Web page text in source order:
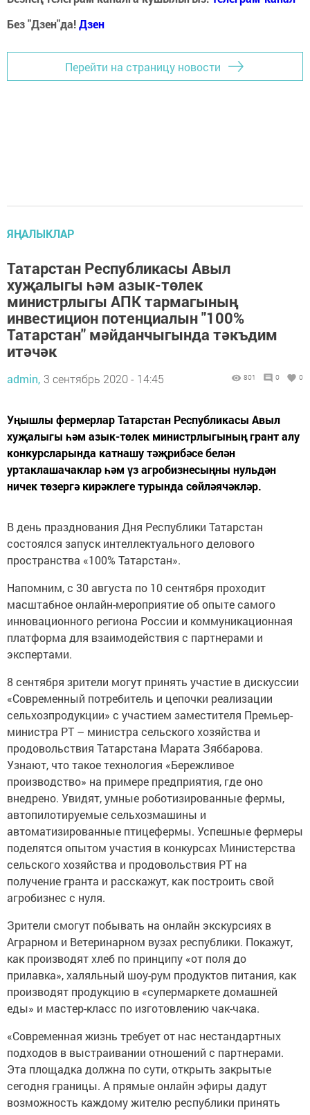
Без "Дзен"да!Дзен
Перейти на страницу новости
ЯҢАЛЫКЛАР
Татарстан Республикасы Авыл
хуҗалыгы һәм азык-төлек
министрлыгы АПК тармагының
инвестицион потенциалын "100%
Татарстан" мәйданчыгында тәкъдим
итәчәк
admin, 3 сентябрь 2020 - 14:45 801 0 0
Уңышлы фермерлар Татарстан Республикасы Авыл
хуҗалыгы һәм азык-төлек министрлыгының грант алу
конкурсларында катнашу тәҗрибәсе белән
уртаклашачаклар һәм үз агробизнесыңны нульдән
ничек төзергә кирәклеге турында сөйләячәкләр.
В день празднования Дня Республики Татарстан
состоялся запуск интеллектуального делового
пространства «100% Татарстан».
Напомним, с 30 августа по 10 сентября проходит
масштабное онлайн-мероприятие об опыте самого
инновационного региона России и коммуникационная
платформа для взаимодействия с партнерами и
экспертами.
8 сентября зрители могут принять участие в дискуссии
«Современный потребитель и цепочки реализации
сельхозпродукции» с участием заместителя Премьер-
министра РТ – министра сельского хозяйства и
продовольствия Татарстана Марата Зяббарова.
Узнают, что такое технология «Бережливое
производство» на примере предприятия, где оно
внедрено. Увидят, умные роботизированные фермы,
автопилотируемые сельхозмашины и
автоматизированные птицефермы. Успешные фермеры
поделятся опытом участия в конкурсах Министерства
сельского хозяйства и продовольствия РТ на
получение гранта и расскажут, как построить свой
агробизнес с нуля.
Зрители смогут побывать на онлайн экскурсиях в
Аграрном и Ветеринарном вузах республики. Покажут,
как производят хлеб по принципу «от поля до
прилавка», халяльный шоу-рум продуктов питания, как
производят продукцию в «супермаркете домашней
еды» и мастер-класс по изготовлению чак-чака.
«Современная жизнь требует от нас нестандартных
подходов в выстраивании отношений с партнерами.
Эта площадка должна по сути, открыть закрытые
сегодня границы. А прямые онлайн эфиры дадут
возможность каждому жителю республики принять